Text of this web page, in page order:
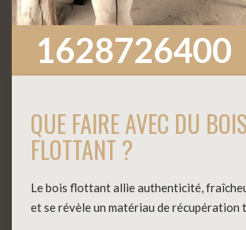
1628726400
QUE FAIRE AVEC DU BOIS
FLOTTANT ?
Le bois flottant allie authenticité,
et se révèle un matériau de récupération